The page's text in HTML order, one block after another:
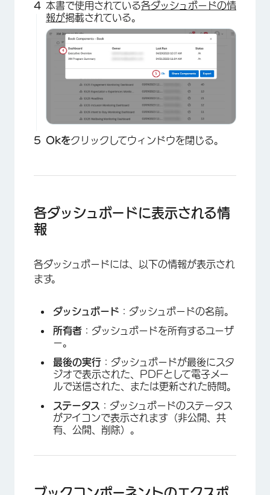
本書で使用されている各ダッシュボードの情
報が掲載されている。
Okをクリックしてウィンドウを閉じる。
各ダッシュボードに表示される情
報
各ダッシュボードには、以下の情報が表示され
ます。
ダッシュボード ：ダッシュボードの名前。
所有者 ：ダッシュボードを所有するユーザ
ー。
最後の実行 ：ダッシュボードが最後にスタ
ジオで表示された、PDFとして電子メー
ルで送信された、または更新された時間。
ステータス ：ダッシュボードのステータス
がアイコンで表示されます（非公開、共
有、公開、削除）。